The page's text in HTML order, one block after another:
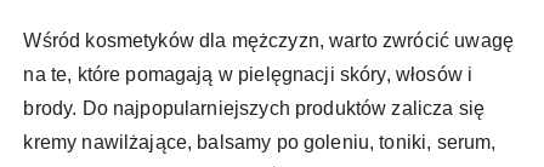
Wśród kosmetyków dla mężczyzn, warto zwrócić uwagę
na te, które pomagają w pielęgnacji skóry, włosów i
brody. Do najpopularniejszych produktów zalicza się
kremy nawilżające, balsamy po goleniu, toniki, serum,